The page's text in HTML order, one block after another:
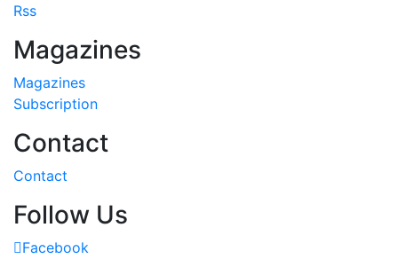
Rss
Magazines
Magazines
Subscription
Contact
Contact
Follow Us
Facebook